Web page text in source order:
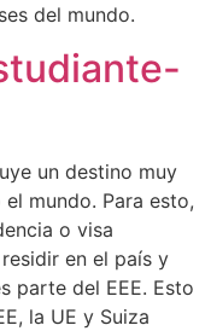
del mundo.
un destino muy
mundo. Para esto,
o visa
en el país y
parte del EEE. Esto
la UE y Suiza